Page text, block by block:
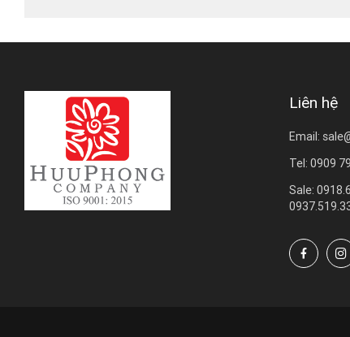
Liên hệ
Email:
Tel: 0909
Sale: